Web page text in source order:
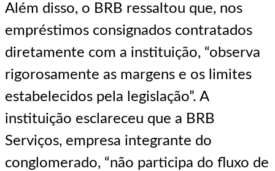
Além disso, o BRB ressaltou que, nos
empréstimos consignados contratados
diretamente com a instituição, “observa
rigorosamente as margens e os limites
estabelecidos pela legislação”. A
instituição esclareceu que a BRB
Serviços, empresa integrante do
conglomerado, “não participa do fluxo de